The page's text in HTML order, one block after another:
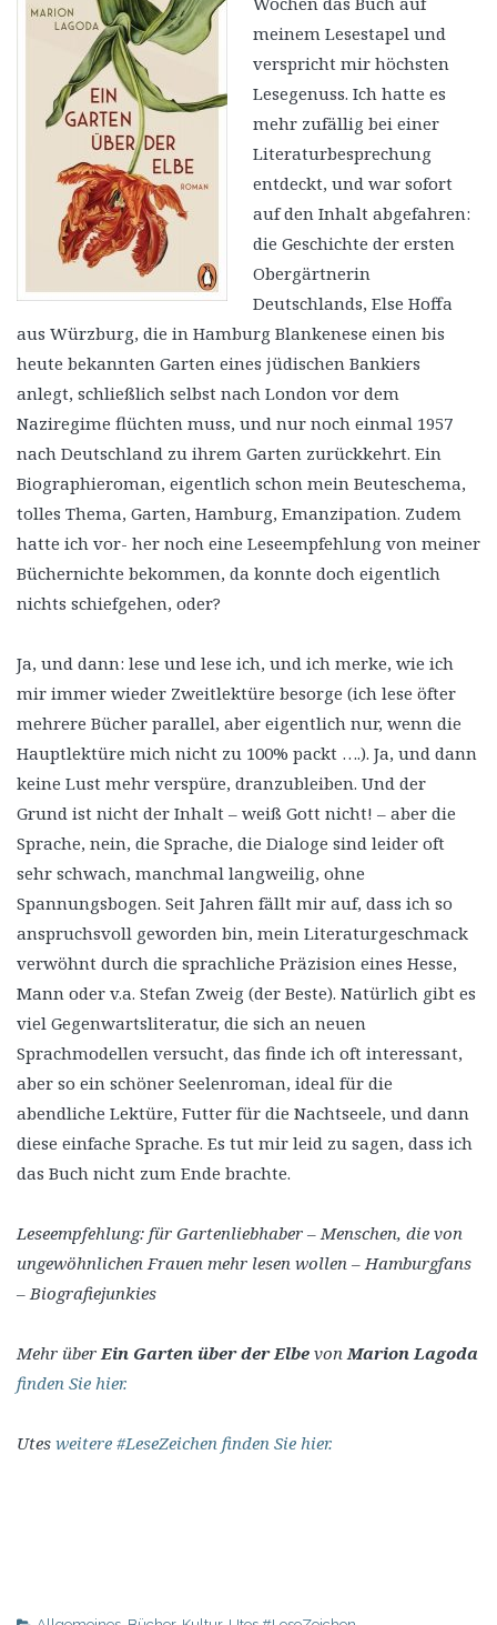
meinem Lesestapel und
verspricht mir höchsten
Lesegenuss. Ich hatte es
mehr zufällig bei einer
Literaturbesprechung
entdeckt, und war sofort
auf den Inhalt abgefahren:
die Geschichte der ersten
Obergärtnerin
Deutschlands, Else Hoffa
aus Würzburg, die in Hamburg Blankenese einen bis
heute bekannten Garten eines jüdischen Bankiers
anlegt, schließlich selbst nach London vor dem
Naziregime flüchten muss, und nur noch einmal 1957
nach Deutschland zu ihrem Garten zurückkehrt. Ein
Biographieroman, eigentlich schon mein Beuteschema,
tolles Thema, Garten, Hamburg, Emanzipation. Zudem
hatte ich vor- her noch eine Leseempfehlung von meiner
Büchernichte bekommen, da konnte doch eigentlich
nichts schiefgehen, oder?
Ja, und dann: lese und lese ich, und ich merke, wie ich
mir immer wieder Zweitlektüre besorge (ich lese öfter
mehrere Bücher parallel, aber eigentlich nur, wenn die
Hauptlektüre mich nicht zu 100% packt ….). Ja, und dann
keine Lust mehr verspüre, dranzubleiben. Und der
Grund ist nicht der Inhalt – weiß Gott nicht! – aber die
Sprache, nein, die Sprache, die Dialoge sind leider oft
sehr schwach, manchmal langweilig, ohne
Spannungsbogen. Seit Jahren fällt mir auf, dass ich so
anspruchsvoll geworden bin, mein Literaturgeschmack
verwöhnt durch die sprachliche Präzision eines Hesse,
Mann oder v.a. Stefan Zweig (der Beste). Natürlich gibt es
viel Gegenwartsliteratur, die sich an neuen
Sprachmodellen versucht, das finde ich oft interessant,
aber so ein schöner Seelenroman, ideal für die
abendliche Lektüre, Futter für die Nachtseele, und dann
diese einfache Sprache. Es tut mir leid zu sagen, dass ich
das Buch nicht zum Ende brachte.
Leseempfehlung: für Gartenliebhaber – Menschen, die von
ungewöhnlichen Frauen mehr lesen wollen – Hamburgfans
– Biografiejunkies
Mehr überEin Garten über der Elbe vonMarion Lagoda
finden Sie hier.
Utes weitere #LeseZeichen finden Sie hier.